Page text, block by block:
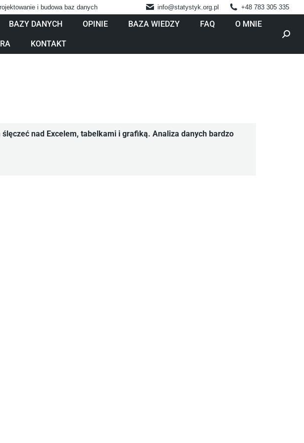
i budowa baz danych info@statystyk.org.pl +48 783 305 335
BAZY DANYCH OPINIE BAZA WIEDZY FAQ O MNIE
KONTAKT
nad Excelem, tabelkami i grafiką. Analiza danych bardzo